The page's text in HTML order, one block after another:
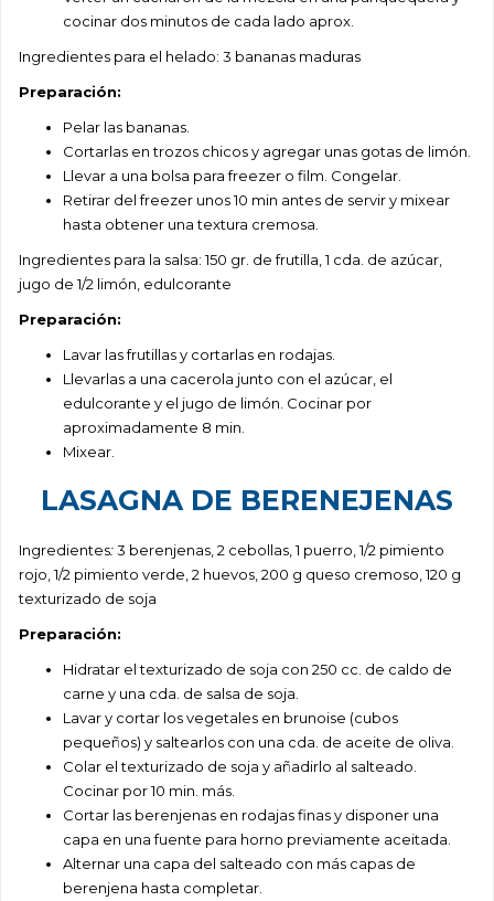
cocinar dos minutos de cada lado aprox.
Ingredientes para el helado: 3 bananas maduras
Preparación:
Pelar las bananas.
Cortarlas en trozos chicos y agregar unas gotas de limón.
Llevar a una bolsa para freezer o film. Congelar.
Retirar del freezer unos 10 min antes de servir y mixear
hasta obtener una textura cremosa.
Ingredientes para la salsa: 150 gr. de frutilla, 1 cda. de azúcar,
jugo de 1/2 limón, edulcorante
Preparación:
Lavar las frutillas y cortarlas en rodajas.
Llevarlas a una cacerola junto con el azúcar, el
edulcorante y el jugo de limón. Cocinar por
aproximadamente 8 min.
Mixear.
LASAGNA DE BERENEJENAS
Ingredientes:3 berenjenas, 2 cebollas, 1 puerro, 1/2 pimiento
rojo, 1/2 pimiento verde, 2 huevos, 200 g queso cremoso, 120 g
texturizado de soja
Preparación:
Hidratar el texturizado de soja con 250 cc. de caldo de
carne y una cda. de salsa de soja.
Lavar y cortar los vegetales en brunoise (cubos
pequeños) y saltearlos con una cda. de aceite de oliva.
Colar el texturizado de soja y añadirlo al salteado.
Cocinar por 10 min. más.
Cortar las berenjenas en rodajas finas y disponer una
capa en una fuente para horno previamente aceitada.
Alternar una capa del salteado con más capas de
berenjena hasta completar.